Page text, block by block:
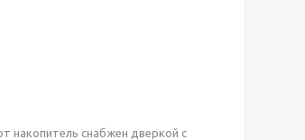
накопитель снабжен дверкой с